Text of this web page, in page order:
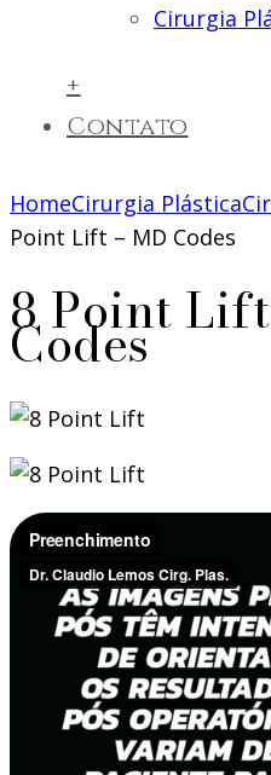
Cirurgia
+
Contato
HomeCirurgia Plástica
Point Lift – MD Codes
8 Point
Codes